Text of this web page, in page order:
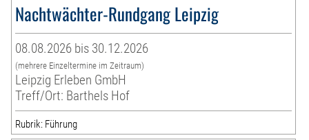
Nachtwächter-Rundgang Leipzig
08.08.2026 bis 30.12.2026
(mehrere Einzeltermine im Zeitraum)
Leipzig Erleben GmbH
Treff/Ort: Barthels Hof
Rubrik: Führung